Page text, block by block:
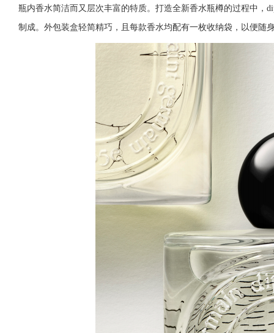
瓶内香水简洁而又层次丰富的特质。打造全新香水瓶樽的过程中，
制成。外包装盒轻简精巧，且每款香水均配有一枚收纳袋，以便随